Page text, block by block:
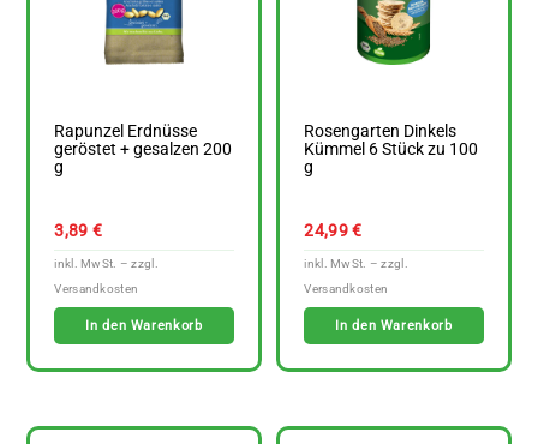
Rapunzel Erdnüsse
geröstet + gesalzen 200
g
3,89 €
In den Warenkorb
Rosengarten Dinkels
Kümmel 6 Stück zu 100
g
24,99€
In den Warenkorb